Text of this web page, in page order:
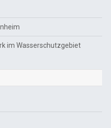
im Wasserschutzgebiet